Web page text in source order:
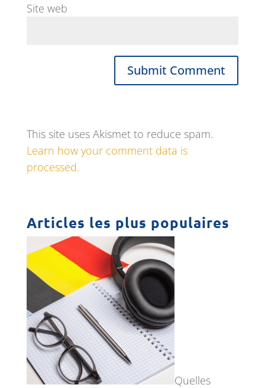
Site web
This site uses Akismet to reduce spam.
Learn how your comment data is
processed.
Articles les plus populaires
Quelles